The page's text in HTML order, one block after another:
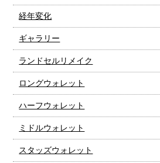
経年変化
ギャラリー
ランドセルリメイク
ロングウォレット
ハーフウォレット
ミドルウォレット
スタッズウォレット